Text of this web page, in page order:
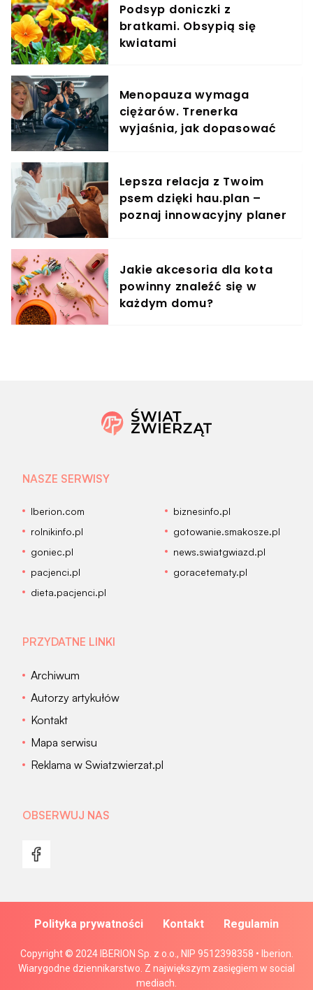
Podsyp doniczki z
bratkami. Obsypią się
kwiatami
Menopauza wymaga
ciężarów. Trenerka
wyjaśnia, jak dopasować
Lepsza relacja z Twoim
psem dzięki hau.plan –
poznaj innowacyjny planer
Jakie akcesoria dla kota
powinny znaleźć się w
każdym domu?
NASZE SERWISY
Iberion.com
biznesinfo.pl
rolnikinfo.pl
gotowanie.smakosze.pl
goniec.pl
news.swiatgwiazd.pl
pacjenci.pl
goracetematy.pl
dieta.pacjenci.pl
PRZYDATNE LINKI
Archiwum
Autorzy artykułów
Kontakt
Mapa serwisu
Reklama w Swiatzwierzat.pl
OBSERWUJ NAS
Copyright © 2024 IBERION Sp. z o.o., NIP 9512398358 • Iberion.
Wiarygodne dziennikarstwo. Z największym zasięgiem w social
mediach.
Polityka prywatności Kontakt Regulamin